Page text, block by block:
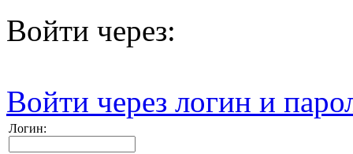
Войти через:
Войти через логин и
Логин: